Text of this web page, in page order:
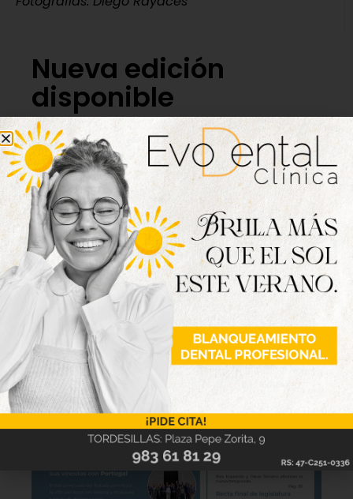
Nueva edición
disponible
Hazte ya con la trigésimo séptima edición de
la revista Tordesillas al día. Haz clic sobre la
imagen para verla online.